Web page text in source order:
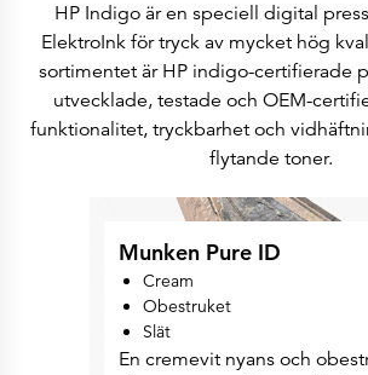
HP Indigo är en speciell digital
ElektroInk för tryck av mycket hög
sortimentet är HP indigo-certifierade
utvecklade, testade och OEM-
funktionalitet, tryckbarhet och
flytande toner.
Munken Pure ID
Cream
Obestruket
Slät
En cremevit nyans och